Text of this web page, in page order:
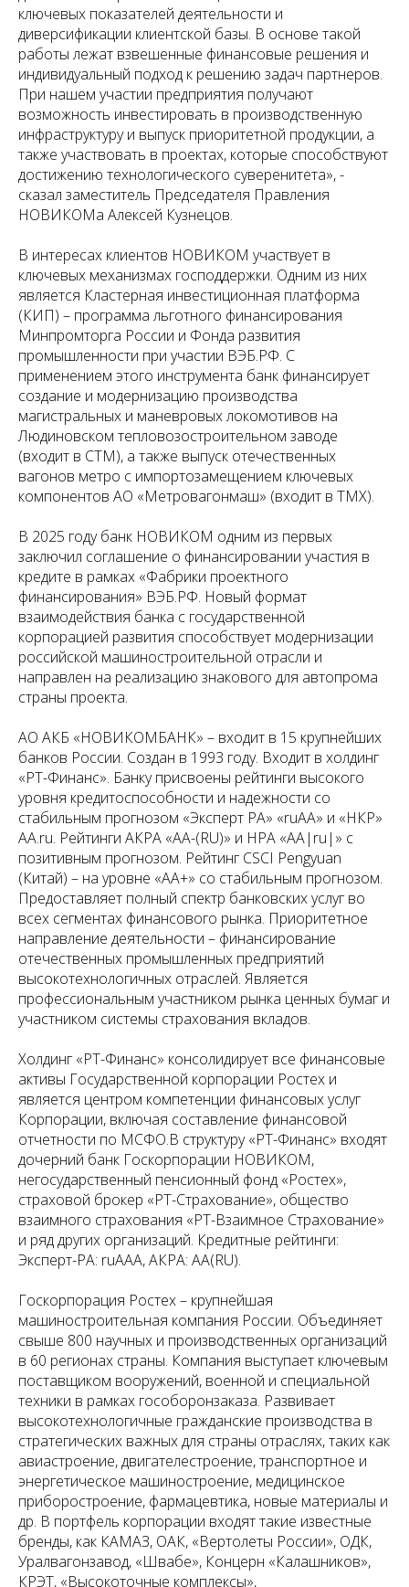
ключевых показателей деятельности и
диверсификации клиентской базы. В основе такой
работы лежат взвешенные финансовые решения и
индивидуальный подход к решению задач партнеров.
При нашем участии предприятия получают
возможность инвестировать в производственную
инфраструктуру и выпуск приоритетной продукции, а
также участвовать в проектах, которые способствуют
достижению технологического суверенитета», -
сказал заместитель Председателя Правления
НОВИКОМа Алексей Кузнецов.
В интересах клиентов НОВИКОМ участвует в
ключевых механизмах господдержки. Одним из них
является Кластерная инвестиционная платформа
(КИП) – программа льготного финансирования
Минпромторга России и Фонда развития
промышленности при участии ВЭБ.РФ. С
применением этого инструмента банк финансирует
создание и модернизацию производства
магистральных и маневровых локомотивов на
Людиновском тепловозостроительном заводе
(входит в СТМ), а также выпуск отечественных
вагонов метро с импортозамещением ключевых
компонентов АО «Метровагонмаш» (входит в ТМХ).
В 2025 году банк НОВИКОМ одним из первых
заключил соглашение о финансировании участия в
кредите в рамках «Фабрики проектного
финансирования» ВЭБ.РФ. Новый формат
взаимодействия банка с государственной
корпорацией развития способствует модернизации
российской машиностроительной отрасли и
направлен на реализацию знакового для автопрома
страны проекта.
АО АКБ «НОВИКОМБАНК» – входит в 15 крупнейших
банков России. Создан в 1993 году. Входит в холдинг
«РТ-Финанс». Банку присвоены рейтинги высокого
уровня кредитоспособности и надежности со
стабильным прогнозом «Эксперт РА» «ruАА» и «НКР»
АА.ru. Рейтинги АКРА «АА-(RU)» и НРА «АА|ru|» с
позитивным прогнозом. Рейтинг CSCI Pengyuan
(Китай) – на уровне «AA+» со стабильным прогнозом.
Предоставляет полный спектр банковских услуг во
всех сегментах финансового рынка. Приоритетное
направление деятельности – финансирование
отечественных промышленных предприятий
высокотехнологичных отраслей. Является
профессиональным участником рынка ценных бумаг и
участником системы страхования вкладов.
Холдинг «РТ-Финанс» консолидирует все финансовые
активы Государственной корпорации Ростех и
является центром компетенции финансовых услуг
Корпорации, включая составление финансовой
отчетности по МСФО.В структуру «РТ-Финанс» входят
дочерний банк Госкорпорации НОВИКОМ,
негосударственный пенсионный фонд «Ростех»,
страховой брокер «РТ-Страхование», общество
взаимного страхования «РТ-Взаимное Страхование»
и ряд других организаций. Кредитные рейтинги:
Эксперт-РА: ruAAA, АКРА: AA(RU).
Госкорпорация Ростех – крупнейшая
машиностроительная компания России. Объединяет
свыше 800 научных и производственных организаций
в 60 регионах страны. Компания выступает ключевым
поставщиком вооружений, военной и специальной
техники в рамках гособоронзаказа. Развивает
высокотехнологичные гражданские производства в
стратегических важных для страны отраслях, таких как
авиастроение, двигателестроение, транспортное и
энергетическое машиностроение, медицинское
приборостроение, фармацевтика, новые материалы и
др. В портфель корпорации входят такие известные
бренды, как КАМАЗ, ОАК, «Вертолеты России», ОДК,
Уралвагонзавод, «Швабе», Концерн «Калашников»,
КРЭТ, «Высокоточные комплексы»,